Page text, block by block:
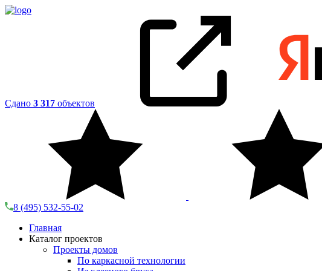
Сдано 3 317 объектов
8 (495) 532-55-02
Главная
Каталог проектов
Проекты домов
По каркасной технологии